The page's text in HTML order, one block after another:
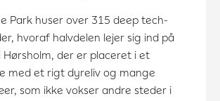
Park huser over 315 deep tech-
hvoraf halvdelen lejer sig ind på
Hørsholm, der er placeret i et
med et rigt dyreliv og mange
som ikke vokser andre steder i